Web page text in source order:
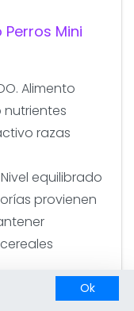
Mini
Alimento
razas
Nivel equilibrado
provienen
cereales
Ok